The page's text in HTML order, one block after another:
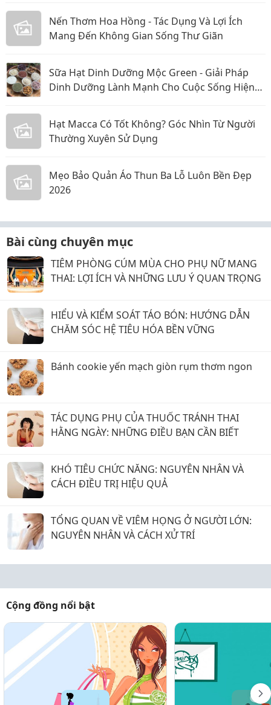
Nến Thơm Hoa Hồng - Tác Dụng Và Lợi Ích
Mang Đến Không Gian Sống Thư Giãn
Sữa Hạt Dinh Dưỡng Mộc Green - Giải Pháp
Dinh Dưỡng Lành Mạnh Cho Cuộc Sống Hiện
Hạt Macca Có Tốt Không? Góc Nhìn Từ Người
Thường Xuyên Sử Dụng
Mẹo Bảo Quản Áo Thun Ba Lỗ Luôn Bền Đẹp
2026
Bài cùng chuyên mục
TIÊM PHÒNG CÚM MÙA CHO PHỤ NỮ MANG
THAI: LỢI ÍCH VÀ NHỮNG LƯU Ý QUAN TRỌNG
HIỂU VÀ KIỂM SOÁT TÁO BÓN: HƯỚNG DẪN
CHĂM SÓC HỆ TIÊU HÓA BỀN VỮNG
Bánh cookie yến mạch giòn rụm thơm ngon
TÁC DỤNG PHỤ CỦA THUỐC TRÁNH THAI
HẰNG NGÀY: NHỮNG ĐIỀU BẠN CẦN BIẾT
KHÓ TIÊU CHỨC NĂNG: NGUYÊN NHÂN VÀ
CÁCH ĐIỀU TRỊ HIỆU QUẢ
TỔNG QUAN VỀ VIÊM HỌNG Ở NGƯỜI LỚN:
NGUYÊN NHÂN VÀ CÁCH XỬ TRÍ
Cộng đồng nổi bật